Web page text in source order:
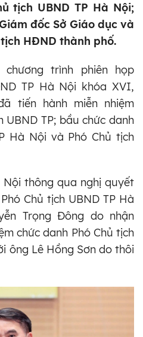
tịch UBND TP Hà Nội;
đốc Sở Giáo dục và
HĐND thành phố.
chương trình phiên họp
TP Hà Nội khóa XVI,
tiến hành miễn nhiệm
UBND TP; bầu chức danh
Hà Nội và Phó Chủ tịch
thông qua nghị quyết
Chủ tịch UBND TP Hà
Trọng Đông do nhận
chức danh Phó Chủ tịch
ông Lê Hồng Sơn do thôi